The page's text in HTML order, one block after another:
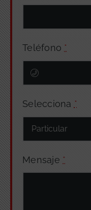
Teléfono *
Selecciona *
Mensaje *